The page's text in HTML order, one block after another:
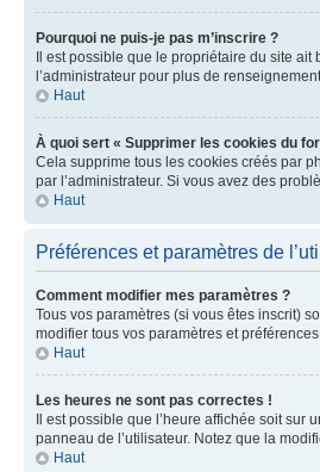
Pourquoi ne puis-je pas m’inscrire ?
Il est possible que le propriétaire du site ait
l’administrateur pour plus de
Haut
À quoi sert « Supprimer les cookies du
Cela supprime tous les cookies créés par
par l’administrateur. Si vous avez des
Haut
Préférences et paramètres de
Comment modifier mes paramètres ?
Tous vos paramètres (si vous êtes inscrit)
modifier tous vos paramètres et préférences.
Haut
Les heures ne sont pas correctes !
Il est possible que l’heure affichée soit sur
panneau de l’utilisateur. Notez que la
Haut